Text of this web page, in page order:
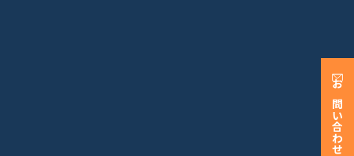
お問い合わせ